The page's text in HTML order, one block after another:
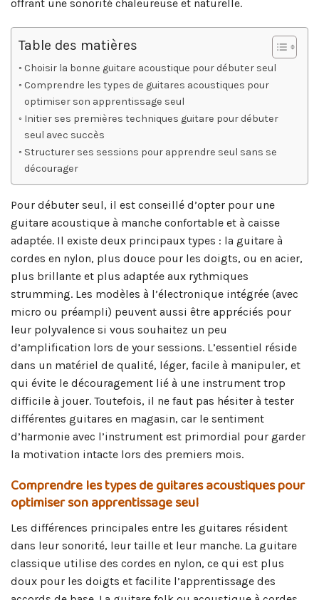
offrant une sonorité chaleureuse et naturelle.
Table des matières
Choisir la bonne guitare acoustique pour débuter seul
Comprendre les types de guitares acoustiques pour
optimiser son apprentissage seul
Initier ses premières techniques guitare pour débuter
seul avec succès
Structurer ses sessions pour apprendre seul sans se
décourager
Pour débuter seul, il est conseillé d’opter pour une
guitare acoustique à manche confortable et à caisse
adaptée. Il existe deux principaux types : la guitare à
cordes en nylon, plus douce pour les doigts, ou en acier,
plus brillante et plus adaptée aux rythmiques
strumming. Les modèles à l’électronique intégrée (avec
micro ou préampli) peuvent aussi être appréciés pour
leur polyvalence si vous souhaitez un peu
d’amplification lors de your sessions. L’essentiel réside
dans un matériel de qualité, léger, facile à manipuler, et
qui évite le découragement lié à une instrument trop
difficile à jouer. Toutefois, il ne faut pas hésiter à tester
différentes guitares en magasin, car le sentiment
d’harmonie avec l’instrument est primordial pour garder
la motivation intacte lors des premiers mois.
Comprendre les types de guitares acoustiques pour
optimiser son apprentissage seul
Les différences principales entre les guitares résident
dans leur sonorité, leur taille et leur manche. La guitare
classique utilise des cordes en nylon, ce qui est plus
doux pour les doigts et facilite l’apprentissage des